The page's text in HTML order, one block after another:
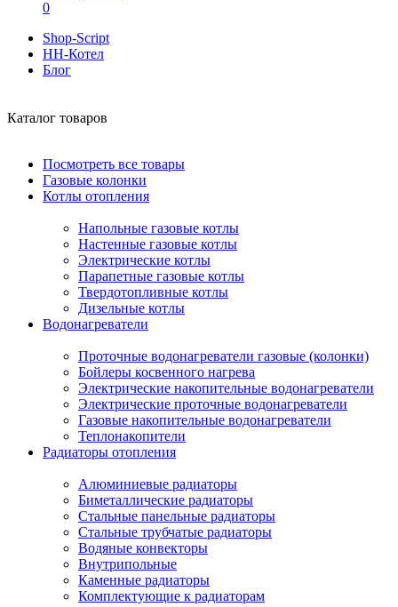
0
Shop-Script
НН-Котел
Блог
Каталог товаров
Посмотреть все товары
Газовые колонки
Котлы отопления
Напольные газовые котлы
Настенные газовые котлы
Электрические котлы
Парапетные газовые котлы
Твердотопливные котлы
Дизельные котлы
Водонагреватели
Проточные водонагреватели газовые (колонки)
Бойлеры косвенного нагрева
Электрические накопительные водонагреватели
Электрические проточные водонагреватели
Газовые накопительные водонагреватели
Теплонакопители
Радиаторы отопления
Алюминиевые радиаторы
Биметаллические радиаторы
Стальные панельные радиаторы
Стальные трубчатые радиаторы
Водяные конвекторы
Внутрипольные
Каменные радиаторы
Комплектующие к радиаторам